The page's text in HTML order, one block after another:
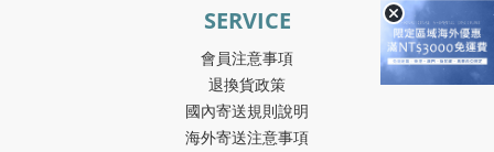
SERVICE
會員注意事項
退換貨政策
國內寄送規則說明
海外寄送注意事項